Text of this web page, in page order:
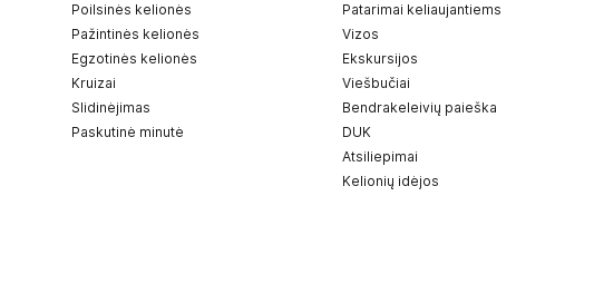
Poilsinės kelionės
Pažintinės kelionės
Egzotinės kelionės
Kruizai
Slidinėjimas
Paskutinė minutė
Patarimai keliaujantiems
Vizos
Ekskursijos
Viešbučiai
Bendrakeleivių paieška
DUK
Atsiliepimai
Kelionių idėjos